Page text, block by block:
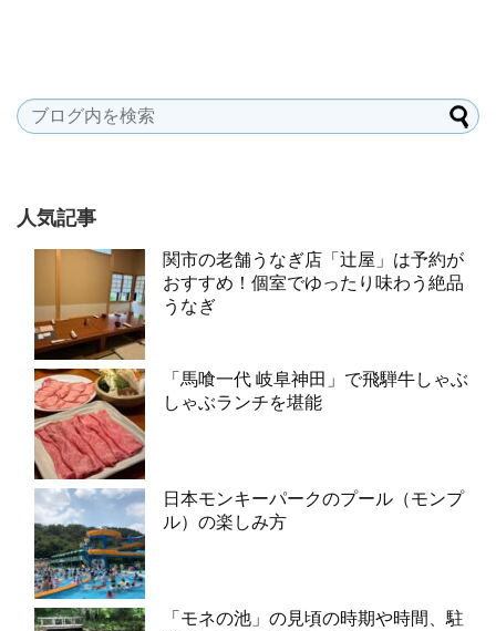
人気記事
関市の老舗うなぎ店「辻屋」は予約が
おすすめ！個室でゆったり味わう絶品
うなぎ
「馬喰一代 岐阜神田」で飛騨牛しゃぶ
しゃぶランチを堪能
日本モンキーパークのプール（モンプ
ル）の楽しみ方
「モネの池」の見頃の時期や時間、駐